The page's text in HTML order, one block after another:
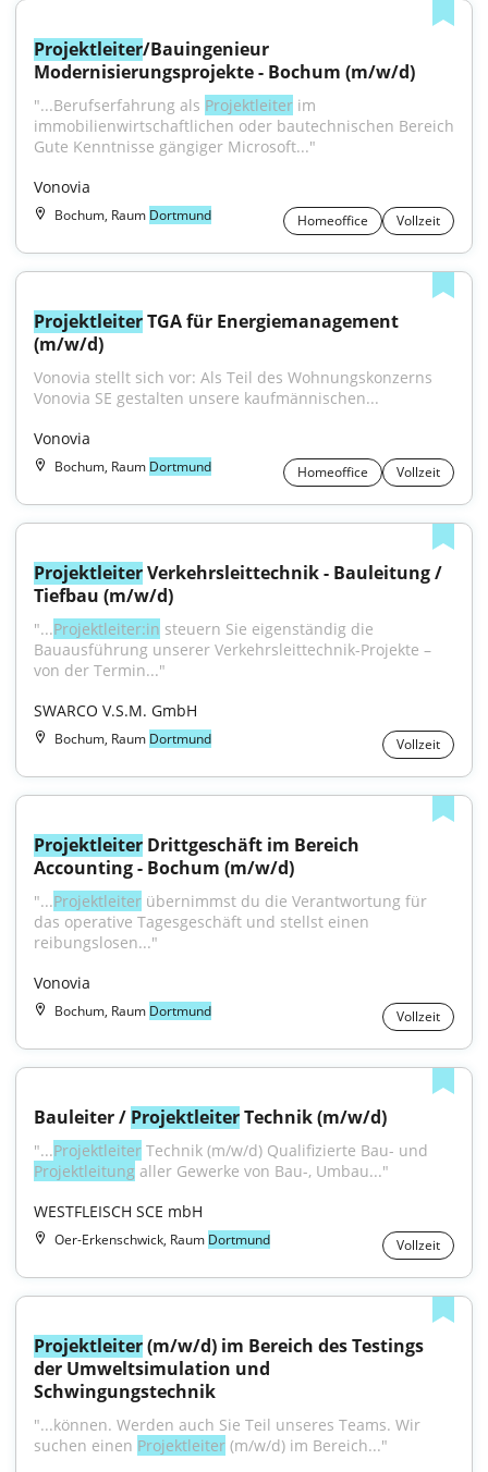
Projektleiter/Bauingenieur
Modernisierungsprojekte - Bochum (m/w/d)
"...Berufserfahrung als Projektleiter im
immobilienwirtschaftlichen oder bautechnischen Bereich
Gute Kenntnisse gängiger Microsoft..."
Vonovia
Bochum, Raum Dortmund Homeoffice Vollzeit
Projektleiter TGA für Energiemanagement
(m/w/d)
Vonovia stellt sich vor: Als Teil des Wohnungskonzerns
Vonovia SE gestalten unsere kaufmännischen...
Vonovia
Bochum, Raum Dortmund Homeoffice Vollzeit
Projektleiter Verkehrsleittechnik - Bauleitung /
Tiefbau (m/w/d)
"...Projektleiter:in steuern Sie eigenständig die
Bauausführung unserer Verkehrsleittechnik-Projekte –
von der Termin..."
SWARCO V.S.M. GmbH
Bochum, Raum Dortmund Vollzeit
Projektleiter Drittgeschäft im Bereich
Accounting - Bochum (m/w/d)
"...Projektleiter übernimmst du die Verantwortung für
das operative Tagesgeschäft und stellst einen
reibungslosen..."
Vonovia
Bochum, Raum Dortmund Vollzeit
Bauleiter / Projektleiter Technik (m/w/d)
"...Projektleiter
Projektleitung aller Gewerke von Bau-, Umbau..."
WESTFLEISCH SCE mbH
Oer-Erkenschwick, Raum Dortmund Vollzeit
Projektleiter (m/w/d) im Bereich des Testings
der Umweltsimulation und
Schwingungstechnik
"...können. Werden auch Sie Teil unseres Teams. Wir
suchen einen Projektleiter (m/w/d) im Bereich..."